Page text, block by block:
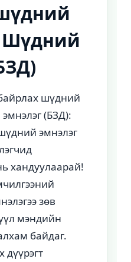
Шүдний
шүдний
(БЗД):
эмнэлэг
хандуулаарай!
зөв
мэндийн
байдаг.
дүүрэгт